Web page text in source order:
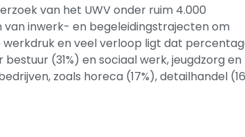
van het UWV onder ruim 4.000
van inwerk- en begeleidingstrajecten om
en veel verloop ligt dat
(31%) en sociaal werk, jeugdzorg en
zoals horeca (17%), detailhandel